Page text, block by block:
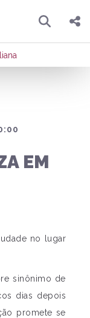
Pesquisar
Publicar no X
EM
no lugar
sinônimo de
dias depois
promete se